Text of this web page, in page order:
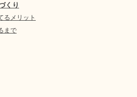
くり
るメリット
まで